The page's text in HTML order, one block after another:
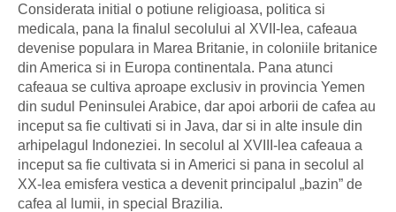
Considerata initial o potiune religioasa, politica si
medicala, pana la finalul secolului al XVII-lea, cafeaua
devenise populara in Marea Britanie, in coloniile britanice
din America si in Europa continentala. Pana atunci
cafeaua se cultiva aproape exclusiv in provincia Yemen
din sudul Peninsulei Arabice, dar apoi arborii de cafea au
inceput sa fie cultivati si in Java, dar si in alte insule din
arhipelagul Indoneziei. In secolul al XVIII-lea cafeaua a
inceput sa fie cultivata si in Americi si pana in secolul al
XX-lea emisfera vestica a devenit principalul „bazin” de
cafea al lumii, in special Brazilia.